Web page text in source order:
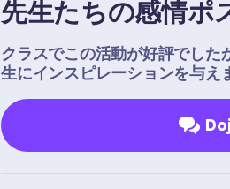
先生たちの感情ポ
クラスでこの活動が好評でし
生にインスピレーションを与え